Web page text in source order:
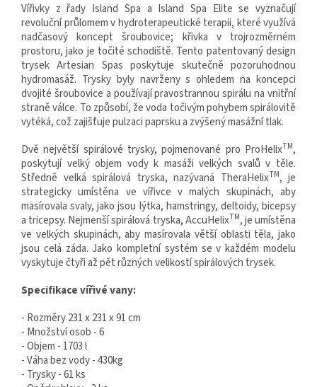
Vířivky z řady Island Spa a Island Spa Elite se vyznačují
revoluční průlomem v hydroterapeutické terapii, které využívá
nadčasový koncept šroubovice; křivka v trojrozměrném
prostoru, jako je točité schodiště. Tento patentovaný design
trysek Artesian Spas poskytuje skutečně pozoruhodnou
hydromasáž. Trysky byly navrženy s ohledem na koncepci
dvojité šroubovice a používají pravostrannou spirálu na vnitřní
straně válce. To způsobí, že voda točivým pohybem spirálovitě
vytéká, což zajišťuje pulzaci paprsku a zvýšený masážní tlak.
Dvě největší spirálové trysky, pojmenované pro ProHelixTM,
poskytují velký objem vody k masáži velkých svalů v těle.
Středně velká spirálová tryska, nazývaná TheraHelixTM, je
strategicky umístěna ve vířivce v malých skupinách, aby
masírovala svaly, jako jsou lýtka, hamstringy, deltoidy, bicepsy
a tricepsy. Nejmenší spirálová tryska, AccuHelixTM, je umístěna
ve velkých skupinách, aby masírovala větší oblasti těla, jako
jsou celá záda. Jako kompletní systém se v každém modelu
vyskytuje čtyři až pět různých velikostí spirálových trysek.
Specifikace vířivé vany:
- Rozměry 231 x 231 x 91 cm
- Množství osob - 6
- Objem - 1703 l
- Váha bez vody - 430kg
- Trysky - 61 ks